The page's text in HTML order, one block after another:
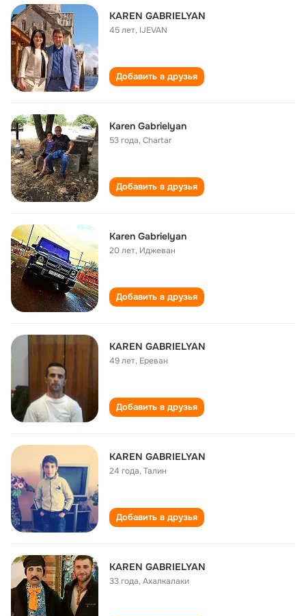
KAREN GABRIELYAN
45 лет, IJEVAN
Добавить в друзья
Karen Gabrielyan
53 года,Chartar
Добавить в друзья
Karen Gabrielyan
20 лет, Иджеван
Добавить в друзья
KAREN GABRIELYAN
49 лет, Ереван
Добавить в друзья
KAREN GABRIELYAN
24 года,Талин
Добавить в друзья
KAREN GABRIELYAN
33 года,Ахалкалаки